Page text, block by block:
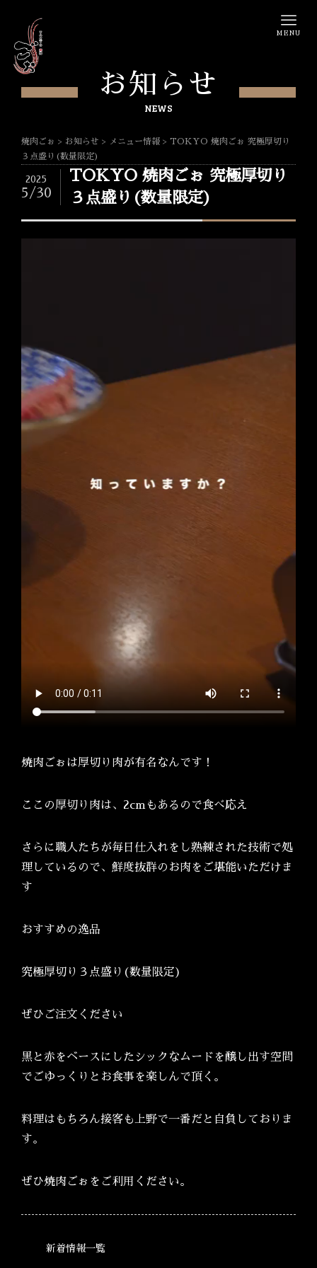
MENU
お知らせ
NEWS
焼肉ごぉ > お知らせ > メニュー情報 > TOKYO 焼肉ごぉ 究極厚切り
３点盛り(数量限定)
TOKYO 焼肉ごぉ 究極厚切り
３点盛り(数量限定)
2025
5/30
焼肉ごぉは厚切り肉が有名なんです！
ここの厚切り肉は、2cmもあるので食べ応え
さらに職人たちが毎日仕入れをし熟練された技術で処
理しているので、鮮度抜群のお肉をご堪能いただけま
す
おすすめの逸品
究極厚切り３点盛り(数量限定)
ぜひご注文ください
黒と赤をベースにしたシックなムードを醸し出す空間
でごゆっくりとお食事を楽しんで頂く。
料理はもちろん接客も上野で一番だと自負しておりま
す。
ぜひ焼肉ごぉをご利用ください。
新着情報一覧